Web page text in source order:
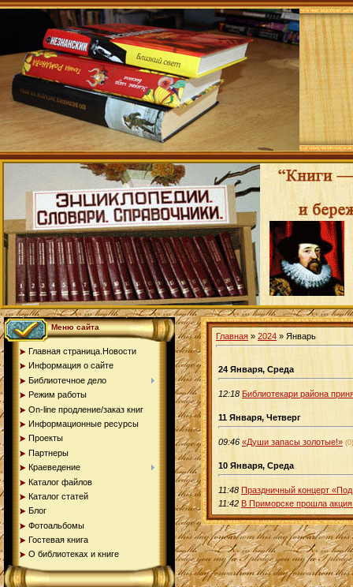
Меню сайта
Главная страница.Новости
Информация о сайте
Библиотечное дело
Режим работы
On-line продление/заказ книг
Информационные ресурсы
Проекты
Партнеры
Краеведение
Каталог файлов
Каталог статей
Блог
Фотоальбомы
Гостевая книга
О библиотеках и книге
Главная » 2024 » Январь
24 Января, Среда
12:18 Библиотекари района
11 Января, Четверг
09:46 «Души запасы золотые!» (0)
10 Января, Среда
11:48 Праздничный концерт
11:42 В Приморске прошла